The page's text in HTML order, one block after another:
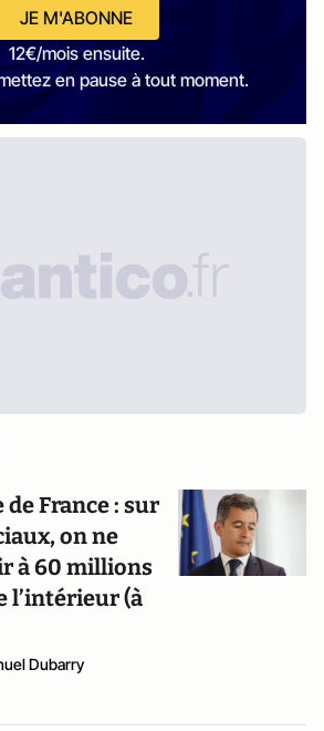
JE M'ABONNE
12€/mois ensuite.
en pause à tout moment.
de France : sur
on ne
à 60 millions
l’intérieur (à
Dubarry